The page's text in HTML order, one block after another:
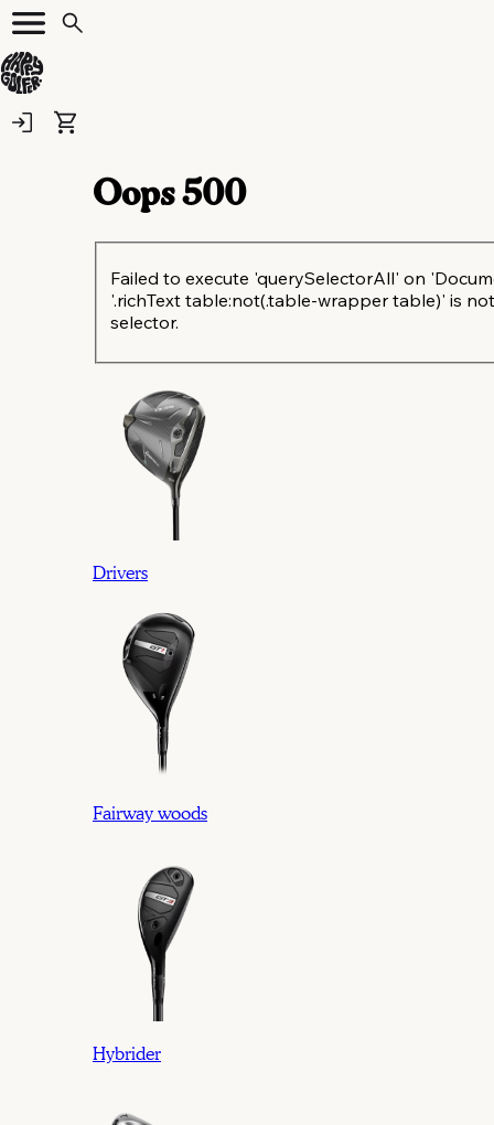
Oops500
Failed to execute 'querySelectorAll' on
'.richText table:not(.table-wrapper table)' is
selector.
Drivers
Fairway woods
Hybrider